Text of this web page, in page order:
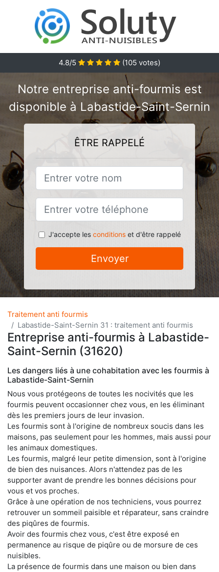
4.8/5 (105 votes)
Notre entreprise anti-fourmis est
disponible à Labastide-Saint-Sernin
ÊTRE RAPPELÉ
J'accepte les conditionset d'être rappelé
Envoyer
Traitement anti fourmis
Labastide-Saint-Sernin 31 : traitement anti fourmis
Entreprise anti-fourmis à Labastide-
Saint-Sernin (31620)
Les dangers liés à une cohabitation avec les fourmis à
Labastide-Saint-Sernin
Nous vous protégeons de toutes les nocivités que les
fourmis peuvent occasionner chez vous, en les éliminant
dès les premiers jours de leur invasion.
Les fourmis sont à l'origine de nombreux soucis dans les
maisons, pas seulement pour les hommes, mais aussi pour
les animaux domestiques.
Les fourmis, malgré leur petite dimension, sont à l'origine
de bien des nuisances. Alors n'attendez pas de les
supporter avant de prendre les bonnes décisions pour
vous et vos proches.
Grâce à une opération de nos techniciens, vous pourrez
retrouver un sommeil paisible et réparateur, sans craindre
des piqûres de fourmis.
Avoir des fourmis chez vous, c'est être exposé en
permanence au risque de piqûre ou de morsure de ces
nuisibles.
La présence de fourmis dans une maison ou bien dans